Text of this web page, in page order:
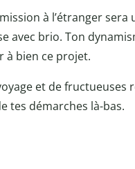
à l’étranger
avec brio. Ton
à bien ce projet.
et de fructueuses
tes démarches là-bas.